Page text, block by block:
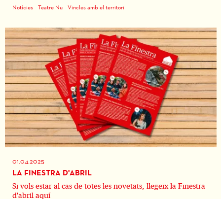
Notícies Teatre Nu Vincles amb el territori
01.04.2025
LA FINESTRA D'ABRIL
Si vols estar al cas de totes les novetats, llegeix la Finestra
d'abril aquí